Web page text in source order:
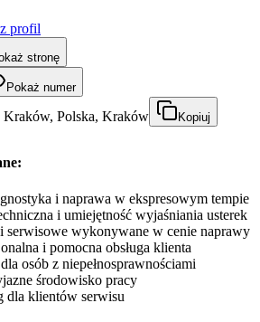
profil
stronę
Pokaż numer
Kraków, Polska, Kraków Kopiuj
i naprawa w ekspresowym tempie
i umiejętność wyjaśniania usterek
serwisowe wykonywane w cenie naprawy
i pomocna obsługa klienta
osób z niepełnosprawnościami
środowisko pracy
dla klientów serwisu